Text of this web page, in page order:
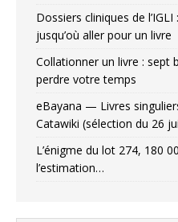
Dossiers cliniques de
jusqu’où aller pour un livre
Collationner un livre : sept
perdre votre temps
eBayana — Livres
Catawiki (sélection du 26
L’énigme du lot 274, 180
l’estimation…